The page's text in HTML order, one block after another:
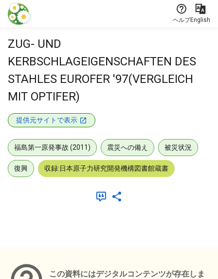
本文に飛ぶ
ヘルプEnglish
ZUG- UND
KERBSCHLAGEIGENSCHAFTEN DES
STAHLES EUROFER '97(VERGLEICH
MIT OPTIFER)
提供元サイトで表示
福島第一原発事故 (2011) 震災への備え 被災状況
復興 収録:日本原子力研究開発機構図書館蔵書
この資料にはデジタルコンテンツが存在しま